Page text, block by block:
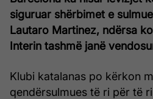
siguruar shërbimet e
Lautaro Martinez, ndërsa
Interin tashmë janë
Klubi katalanas po kërkon
qendërsulmues të ri për të